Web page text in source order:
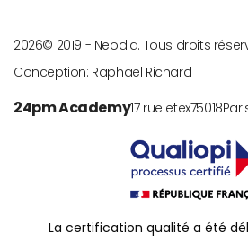
© 2019 -
2026
Neodia. Tous droits
Conception: Raphaël Richard
24pm Academy17 rue etex75018
La certification qualité a été